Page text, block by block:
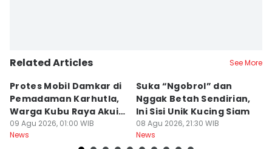
Related Articles See More
Protes Mobil Damkar di
Pemadaman Karhutla,
Warga Kubu Raya Akui
Khilaf
09 Agu 2026, 01:00 WIB
News
Suka “Ngobrol” dan
Nggak Betah Sendirian,
Ini Sisi Unik Kucing Siam
08 Agu 2026, 21:30 WIB
News